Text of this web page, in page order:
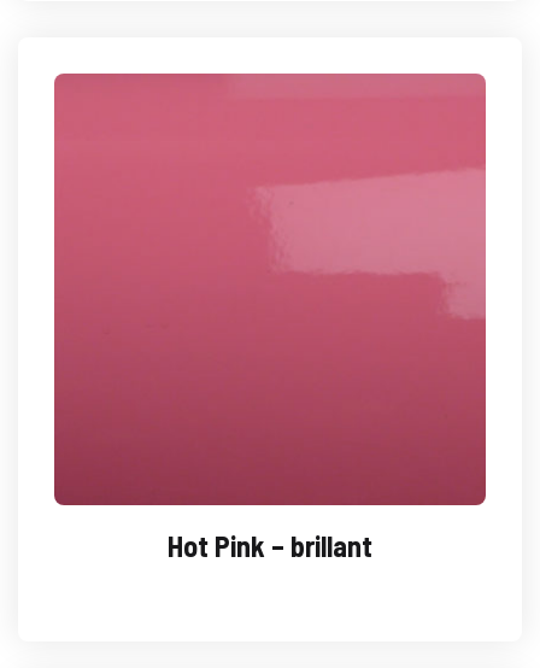
Hot Pink – brillant